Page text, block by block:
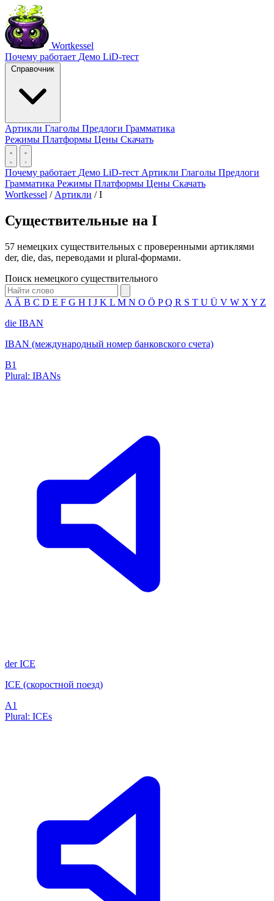
Wortkessel
Почему работает Демо LiD-тест
Справочник
Артикли Глаголы Предлоги Грамматика
Режимы Платформы Цены Скачать
Почему работает Демо LiD-тест Артикли Глаголы Предлоги
Грамматика Режимы Платформы Цены Скачать
Wortkessel / Артикли / I
Существительные на I
57 немецких существительных с проверенными артиклями
der, die, das, переводами и plural-формами.
Поиск немецкого существительного
A Ä B C D E F G H I J K L M N O Ö PQ R S T U Ü V W X Y Z
die IBAN
IBAN (международный номер банковского счета)
B1
Plural: IBANs
derICE
ICE (скоростной поезд)
A1
Plural: ICEs